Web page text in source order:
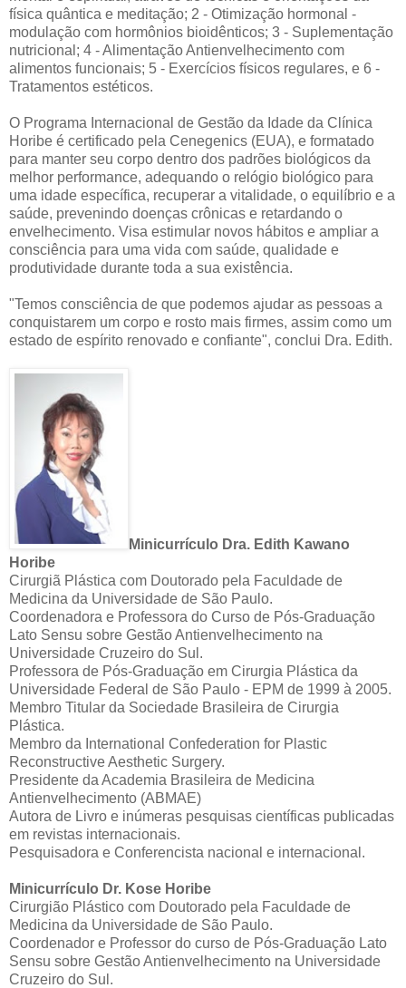
física quântica e meditação; 2 - Otimização hormonal -
modulação com hormônios bioidênticos; 3 - Suplementação
nutricional; 4 - Alimentação Antienvelhecimento com
alimentos funcionais; 5 - Exercícios físicos regulares, e 6 -
Tratamentos estéticos.
O Programa Internacional de Gestão da Idade da Clínica
Horibe é certificado pela Cenegenics (EUA), e formatado
para manter seu corpo dentro dos padrões biológicos da
melhor performance, adequando o relógio biológico para
uma idade específica, recuperar a vitalidade, o equilíbrio e a
saúde, prevenindo doenças crônicas e retardando o
envelhecimento. Visa estimular novos hábitos e ampliar a
consciência para uma vida com saúde, qualidade e
produtividade durante toda a sua existência.
"Temos consciência de que podemos ajudar as pessoas a
conquistarem um corpo e rosto mais firmes, assim como um
estado de espírito renovado e confiante", conclui Dra. Edith.
Minicurrículo Dra. Edith Kawano
Horibe
Cirurgiã Plástica com Doutorado pela Faculdade de
Medicina da Universidade de São Paulo.
Coordenadora e Professora do Curso de Pós-Graduação
Lato Sensu sobre Gestão Antienvelhecimento na
Universidade Cruzeiro do Sul.
Professora de Pós-Graduação em Cirurgia Plástica da
Universidade Federal de São Paulo - EPM de 1999 à 2005.
Membro Titular da Sociedade Brasileira de Cirurgia
Plástica.
Membro da International Confederation for Plastic
Reconstructive Aesthetic Surgery.
Presidente da Academia Brasileira de Medicina
Antienvelhecimento (ABMAE)
Autora de Livro e inúmeras pesquisas científicas publicadas
em revistas internacionais.
Pesquisadora e Conferencista nacional e internacional.
Minicurrículo Dr. Kose Horibe
Cirurgião Plástico com Doutorado pela Faculdade de
Medicina da Universidade de São Paulo.
Coordenador e Professor do curso de Pós-Graduação Lato
Sensu sobre Gestão Antienvelhecimento na Universidade
Cruzeiro do Sul.